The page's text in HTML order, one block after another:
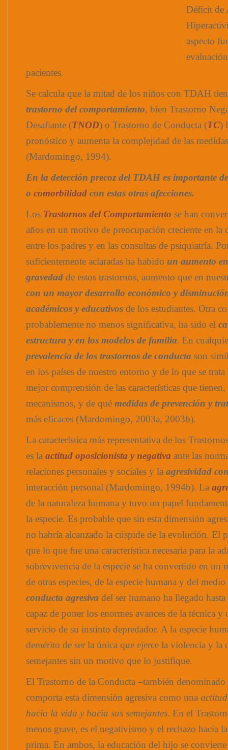
Déficit de
aspecto
pacientes.
Se calcula que la mitad de los niños con TDAH
trastorno del comportamiento, bien Trastorno
Desafiante (TNOD) o Trastorno de Conducta (TC)
pronóstico y aumenta la complejidad de las
(Mardomingo, 1994).
En la detección precoz del TDAH es importante
o comorbilidad con estas otras afecciones.
Los Trastornos del Comportamiento se han
años en un motivo de preocupación creciente en la
entre los padres y en las consultas de psiquiatría.
suficientemente aclaradas ha habido un aumento
gravedad de estos trastornos, aumento que en
con un mayor desarrollo económico y
académicos y educativos de los estudiantes. Otra
probablemente no menos significativa, ha sido el
estructura y en los modelos de familia. En
prevalencia de los trastornos de conducta son
en los países de nuestro entorno y de lo que se
mejor comprensión de las características que tienen,
mecanismos, y de qué medidas de prevención y
más eficaces (Mardomingo, 2003a, 2003b).
La característica más representativa de los
es la actitud oposicionista y negativa ante las
relaciones personales y sociales y la agresividad
interacción personal (Mardomingo, 1994b). La
de la naturaleza humana y tuvo un papel
la especie. Es probable que sin esta dimensión
no habría alcanzado la cúspide de la evolución. El
que lo que fue una característica necesaria para la
sobrevivencia de la especie se ha convertido en un
de otras especies, de la especie humana y del
conducta agresiva del ser humano ha llegado
capaz de poner los enormes avances de la técnica y
servicio de su instinto depredador. A la especie
demérito de ser la única que ejerce la violencia y la
semejantes sin un motivo que lo justifique.
El Trastorno de la Conducta –también denominado
comporta esta dimensión agresiva como una
hacia la vida y hacia sus semejantes. En el
menos grave, es el negativismo y el rechazo hacia
prima. En ambos, la educación del hijo se convierte